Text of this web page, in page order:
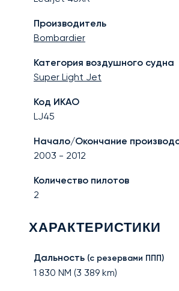
Производитель
Bombardier
Категория воздушного судна
Super Light Jet
Код ИКАО
LJ45
Начало/Окончание
2003 - 2012
Количество пилотов
2
ХАРАКТЕРИСТИКИ
Дальность (с резервами ППП)
1 830 NM (3 389 km)